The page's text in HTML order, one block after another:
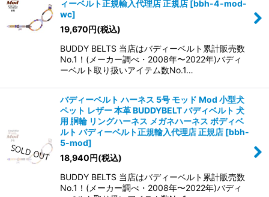
ィーベルト正規輸入代理店 正規店 [bbh-4-mod-
wc]
19,670円(税込)
BUDDY BELTS 当店はバディーベルト累計販売数
No.1！(メーカー調べ・2008年〜2022年)バディ
ーベルト取り扱いアイテム数No.1…
バディーベルト ハーネス 5号 モッド Mod 小型犬
ペット レザー 本革 BUDDYBELT バディベルト 犬
用 胴輪 リングハーネス メガネハーネス ボディベ
ルト バディーベルト正規輸入代理店 正規店 [bbh-
5-mod]
18,940円(税込)
BUDDY BELTS 当店はバディーベルト累計販売数
No.1！(メーカー調べ・2008年〜2022年)バディ